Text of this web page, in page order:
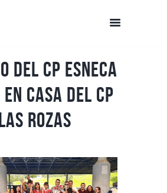
del CP Esneca
casa del CP
Rozas